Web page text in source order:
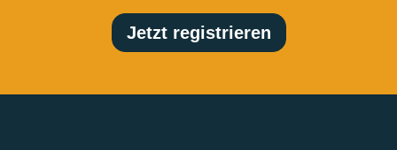
Jetzt registrieren